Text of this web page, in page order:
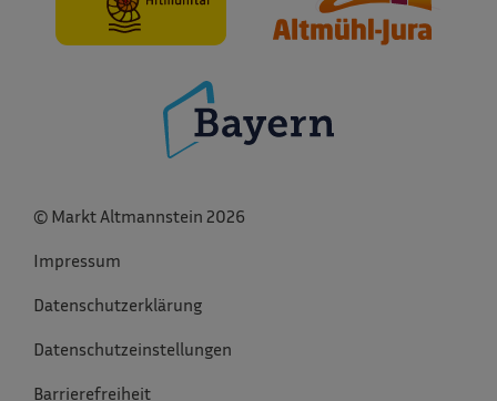
© Markt Altmannstein 2026
Impressum
Datenschutzerklärung
Datenschutzeinstellungen
Barrierefreiheit